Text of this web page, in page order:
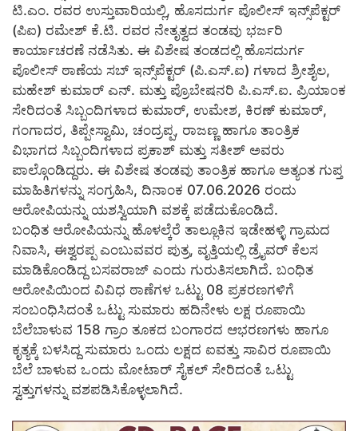
ಟಿ.ಎಂ. ರವರ ಉಸ್ತುವಾರಿಯಲ್ಲಿ, ಹೊಸದುರ್ಗ ಪೊಲೀಸ್ ಇನ್ಸ್‌ಪೆಕ್ಟರ್
(ಪಿಐ) ರಮೇಶ್ ಕೆ.ಟಿ. ರವರ ನೇತೃತ್ವದ ತಂಡವು ಭರ್ಜರಿ
ಕಾರ್ಯಾಚರಣೆ ನಡೆಸಿತು. ಈ ವಿಶೇಷ ತಂಡದಲ್ಲಿ ಹೊಸದುರ್ಗ
ಪೊಲೀಸ್ ಠಾಣೆಯ ಸಬ್ ಇನ್ಸ್‌ಪೆಕ್ಟರ್ (ಪಿ.ಎಸ್.ಐ) ಗಳಾದ ಶ್ರೀಶೈಲ,
ಮಹೇಶ್ ಕುಮಾರ್ ಎನ್. ಮತ್ತು ಪ್ರೊಬೇಷನರಿ ಪಿ.ಎಸ್.ಐ. ಪ್ರಿಯಾಂಕ
ಸೇರಿದಂತೆ ಸಿಬ್ಬಂದಿಗಳಾದ ಕುಮಾರ್, ಉಮೇಶ, ಕಿರಣ್ ಕುಮಾರ್,
ಗಂಗಾದರ, ತಿಪ್ಪೇಸ್ವಾಮಿ, ಚಂದ್ರಪ್ಪ, ರಾಜಣ್ಣ ಹಾಗೂ ತಾಂತ್ರಿಕ
ವಿಭಾಗದ ಸಿಬ್ಬಂದಿಗಳಾದ ಪ್ರಕಾಶ್ ಮತ್ತು ಸತೀಶ್ ಅವರು
ಪಾಲ್ಗೊಂಡಿದ್ದರು. ಈ ವಿಶೇಷ ತಂಡವು ತಾಂತ್ರಿಕ ಹಾಗೂ ಅತ್ಯಂತ ಗುಪ್ತ
ಮಾಹಿತಿಗಳನ್ನು ಸಂಗ್ರಹಿಸಿ, ದಿನಾಂಕ 07.06.2026 ರಂದು
ಆರೋಪಿಯನ್ನು ಯಶಸ್ವಿಯಾಗಿ ವಶಕ್ಕೆ ಪಡೆದುಕೊಂಡಿದೆ.
​ಬಂಧಿತ ಆರೋಪಿಯನ್ನು ಹೊಳಲ್ಕೆರೆ ತಾಲ್ಲೂಕಿನ ಇಡೇಹಳ್ಳಿ ಗ್ರಾಮದ
ನಿವಾಸಿ, ಈಶ್ವರಪ್ಪ ಎಂಬುವವರ ಪುತ್ರ, ವೃತ್ತಿಯಲ್ಲಿ ಡ್ರೈವರ್ ಕೆಲಸ
ಮಾಡಿಕೊಂಡಿದ್ದ ಬಸವರಾಜ್ ಎಂದು ಗುರುತಿಸಲಾಗಿದೆ. ಬಂಧಿತ
ಆರೋಪಿಯಿಂದ ವಿವಿಧ ಠಾಣೆಗಳ ಒಟ್ಟು 08 ಪ್ರಕರಣಗಳಿಗೆ
ಸಂಬಂಧಿಸಿದಂತೆ ಒಟ್ಟು ಸುಮಾರು ಹದಿನೇಳು ಲಕ್ಷ ರೂಪಾಯಿ
ಬೆಲೆಬಾಳುವ 158 ಗ್ರಾಂ ತೂಕದ ಬಂಗಾರದ ಆಭರಣಗಳು ಹಾಗೂ
ಕೃತ್ಯಕ್ಕೆ ಬಳಸಿದ್ದ ಸುಮಾರು ಒಂದು ಲಕ್ಷದ ಐವತ್ತು ಸಾವಿರ ರೂಪಾಯಿ
ಬೆಲೆ ಬಾಳುವ ಒಂದು ಮೋಟಾರ್ ಸೈಕಲ್ ಸೇರಿದಂತೆ ಒಟ್ಟು
ಸ್ವತ್ತುಗಳನ್ನು ವಶಪಡಿಸಿಕೊಳ್ಳಲಾಗಿದೆ.